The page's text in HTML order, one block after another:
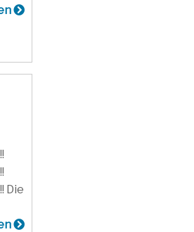
Die